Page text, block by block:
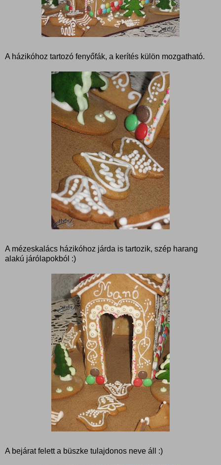
A házikóhoz tartozó fenyőfák, a kerítés külön mozgatható.
A mézeskalács házikóhoz járda is tartozik, szép harang
alakú járólapokból :)
A bejárat felett a büszke tulajdonos neve áll :)